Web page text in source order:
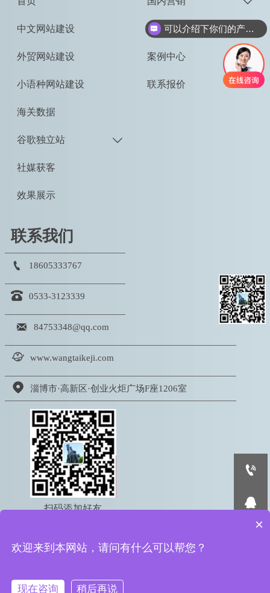
中文网站建设
外贸网站建设
小语种网站建设
海关数据
谷歌独立站 
社媒获客
效果展示
精美设计
案例中心
联系报价
联系我们
 18605333767
 0533-3123339
 84753348@qq.com
 www.wangtaikeji.com
 淄博市·高新区·创业火炬广场F座1206室
扫码添加好友
鲁公网安备 37039002000615号


可以介绍下你们的产品么
×
欢迎来到本网站，请问有什么可以帮您？
现在咨询 稍后再说